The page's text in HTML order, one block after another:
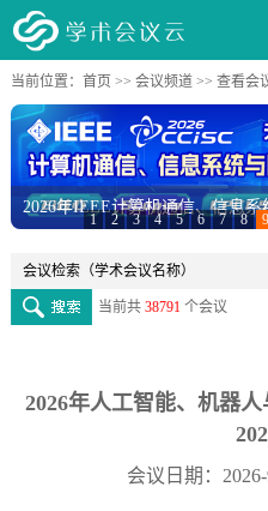
当前位置： 首页 >> 会议频道>> 查看会
1 2 3 4 5 6 7 8 9
当前共 38791个会议
2026年人工智能、机器
会议日期：